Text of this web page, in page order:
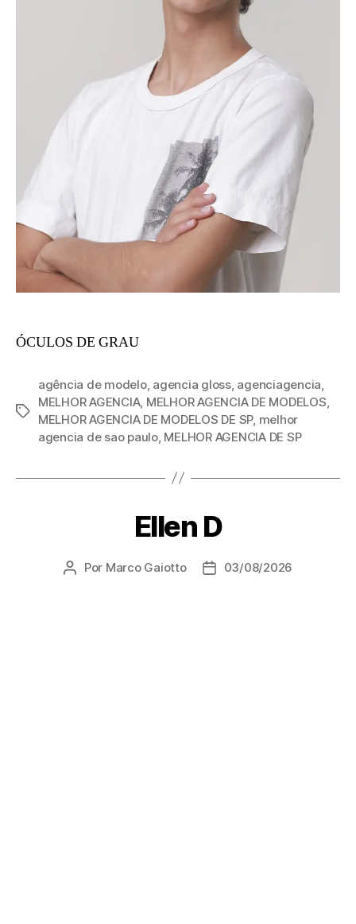
ÓCULOS DE GRAU
agência de modelo, agencia gloss, agenciagencia
MELHOR AGENCIA, MELHOR AGENCIA DE MODELOS
MELHOR AGENCIA DE MODELOS DE SP, melhor
agencia de sao paulo, MELHOR AGENCIA DE SP
Ellen D
Por Marco Gaiotto 03/08/2026